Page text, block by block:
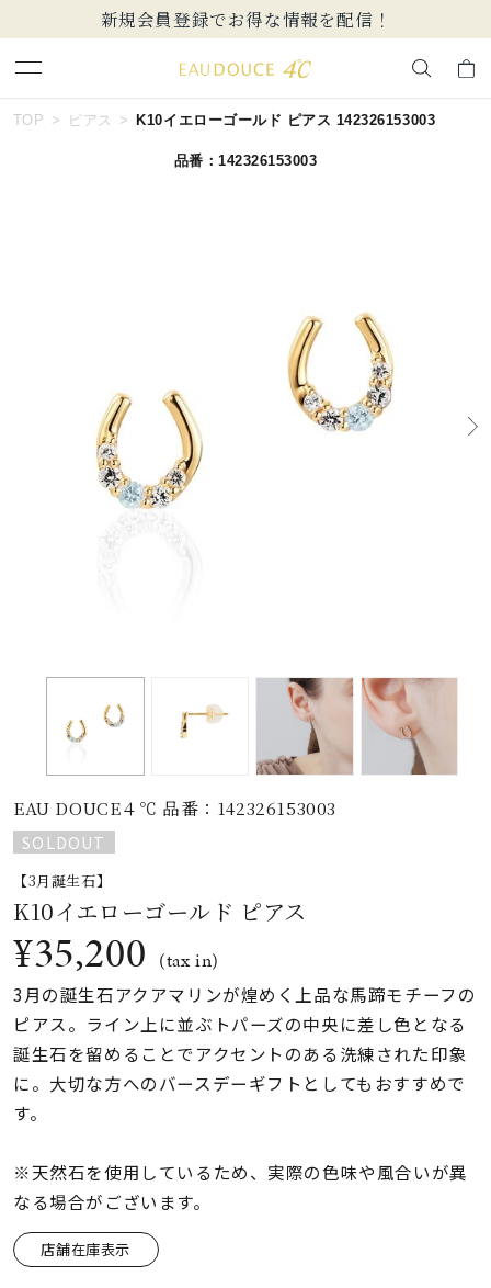
新規会員登録でお得な情報を配信！
キーワードで検索する
EAU DOUCE４℃
カテゴリー
誕生石
モチーフ
石の色
ファッションテイス
ト
着用シーン
コレクション
リングサイズ
メンズ
リングサイズ
TOP ピアス K10イエローゴールド ピアス 142326153003
品番：142326153003
EAU DOUCE４℃ 品番：142326153003
SOLDOUT
【3月誕生石】
K10イエローゴールド ピアス
¥35,200 (tax in)
3月の誕生石アクアマリンが煌めく上品な馬蹄モチーフの
ピアス。ライン上に並ぶトパーズの中央に差し色となる
誕生石を留めることでアクセントのある洗練された印象
に。大切な方へのバースデーギフトとしてもおすすめで
す。
※天然石を使用しているため、実際の色味や風合いが異
なる場合がございます。
店舗在庫表示